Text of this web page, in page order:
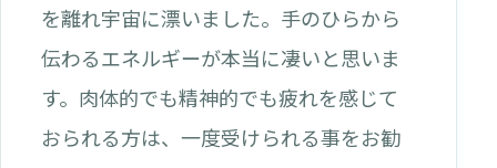
を離れ宇宙に漂いました。手のひらから
伝わるエネルギーが本当に凄いと思いま
す。肉体的でも精神的でも疲れを感じて
おられる方は、一度受けられる事をお勧